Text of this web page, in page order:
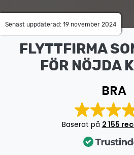
Senast uppdaterad: 19 november 2024
FLYTTFIRMA
FÖR NÖJDA
BRA
Baserat på 2 155